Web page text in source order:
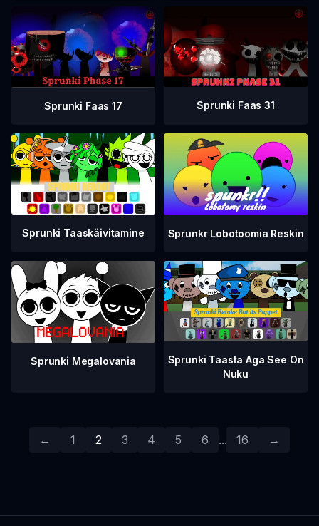
Sprunki Faas 17 Sprunki Faas 31
Sprunki Taaskäivitamine Sprunkr Lobotoomia Reskin
Sprunki Megalovania
Sprunki Taasta Aga See On
Nuku
← 1 2 3 4 5 6 ... 16 →